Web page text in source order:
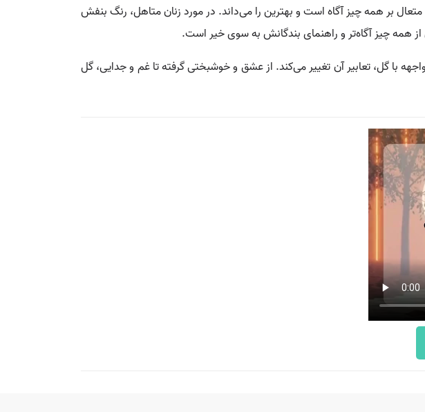
بر همه چیز آگاه است و بهترین را می‌داند. در مورد زنان متاهل، رنگ بنفش
همه چیز آگاه‌تر و راهنمای بندگانش به سوی خیر است.
با گل، تعابیر آن تغییر می‌کند. از عشق و خوشبختی گرفته تا غم و جدایی، گل